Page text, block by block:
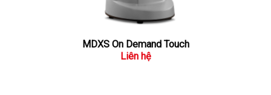
MDXS On Demand Touch
Liên hệ